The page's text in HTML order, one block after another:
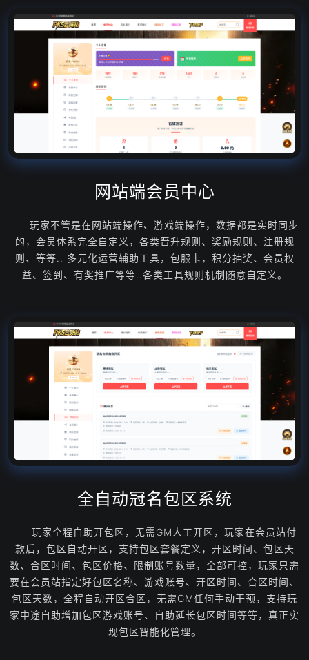
网站端会员中心
玩家不管是在网站端操作、游戏端操作，数据都是实时同步
的，会员体系完全自定义，各类晋升规则、奖励规则、注册规
则、等等.. 多元化运营辅助工具，包服卡，积分抽奖、会员权
益、签到、有奖推广等等..各类工具规则机制随意自定义。
全自动冠名包区系统
玩家全程自助开包区，无需GM人工开区，玩家在会员站付
款后，包区自动开区，支持包区套餐定义，开区时间、包区天
数、合区时间、包区价格、限制账号数量，全部可控，玩家只需
要在会员站指定好包区名称、游戏账号、开区时间、合区时间、
包区天数，全程自动开区合区，无需GM任何手动干预，支持玩
家中途自助增加包区游戏账号、自助延长包区时间等等，真正实
现包区智能化管理。